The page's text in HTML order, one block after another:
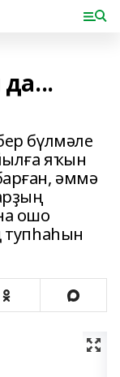
бүлмәле
яҡын
әммә
ошо
тупһаһын